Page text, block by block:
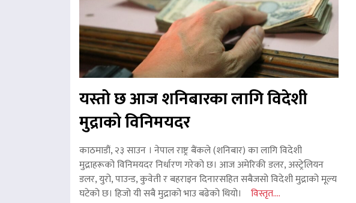
यस्तो छ आज शनिबारका लागि विदेशी
मुद्राको विनिमयदर
काठमाडौं, २३ साउन । नेपाल राष्ट्र बैंकले (शनिबार) का लागि विदेशी
मुद्राहरूको विनिमयदर निर्धारण गरेको छ। आज अमेरिकी डलर, अस्ट्रेलियन
डलर, युरो, पाउन्ड, कुवेती र बहराइन दिनारसहित सबैजसो विदेशी मुद्राको मूल्य
घटेको छ। हिजो यी सबै मुद्राको भाउ बढेको थियो। विस्तृत....